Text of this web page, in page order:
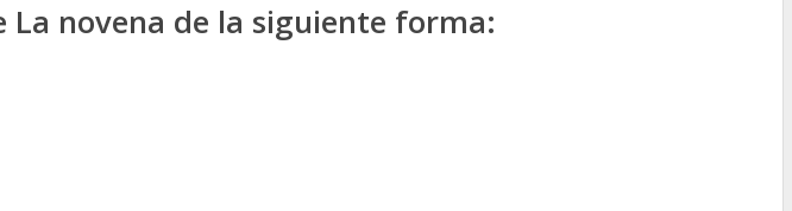
La novena de la siguiente forma: